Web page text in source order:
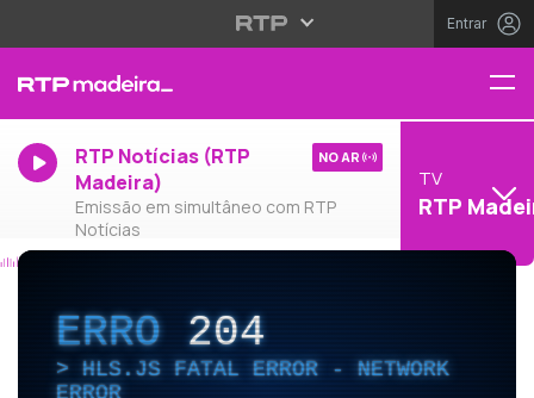
Entrar
RTP Notícias (RTP
Madeira)
Emissão em simultâneo com RTP
Notícias
NO AR
TV
RTP
ERRO204
HLS.JS FATAL ERROR - NETWORK
ERROR